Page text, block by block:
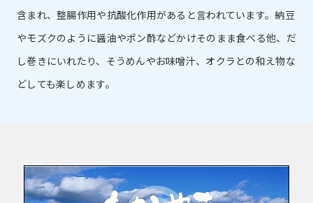
含まれ、整腸作用や抗酸化作用があると言われています。納豆
やモズクのように醤油やポン酢などかけそのまま食べる他、だ
し巻きにいれたり、そうめんやお味噌汁、オクラとの和え物な
どしても楽しめます。